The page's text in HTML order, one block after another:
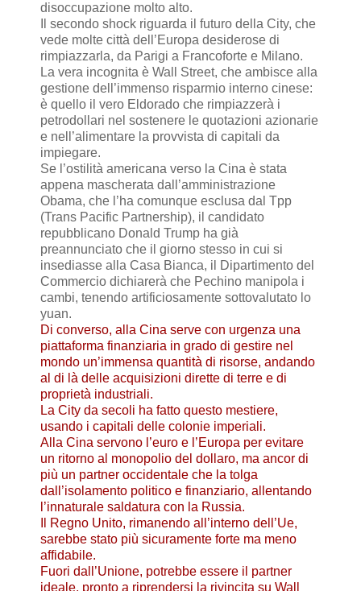
disoccupazione molto alto.
Il secondo shock riguarda il futuro della City, che
vede molte città dell’Europa desiderose di
rimpiazzarla, da Parigi a Francoforte e Milano.
La vera incognita è Wall Street, che ambisce alla
gestione dell’immenso risparmio interno cinese:
è quello il vero Eldorado che rimpiazzerà i
petrodollari nel sostenere le quotazioni azionarie
e nell’alimentare la provvista di capitali da
impiegare.
Se l’ostilità americana verso la Cina è stata
appena mascherata dall’amministrazione
Obama, che l’ha comunque esclusa dal Tpp
(Trans Pacific Partnership), il candidato
repubblicano Donald Trump ha già
preannunciato che il giorno stesso in cui si
insediasse alla Casa Bianca, il Dipartimento del
Commercio dichiarerà che Pechino manipola i
cambi, tenendo artificiosamente sottovalutato lo
yuan.
Di converso, alla Cina serve con urgenza una
piattaforma finanziaria in grado di gestire nel
mondo un’immensa quantità di risorse, andando
al di là delle acquisizioni dirette di terre e di
proprietà industriali.
La City da secoli ha fatto questo mestiere,
usando i capitali delle colonie imperiali.
Alla Cina servono l’euro e l’Europa per evitare
un ritorno al monopolio del dollaro, ma ancor di
più un partner occidentale che la tolga
dall’isolamento politico e finanziario, allentando
l’innaturale saldatura con la Russia.
Il Regno Unito, rimanendo all’interno dell’Ue,
sarebbe stato più sicuramente forte ma meno
affidabile.
Fuori dall’Unione, potrebbe essere il partner
ideale, pronto a riprendersi la rivincita su Wall